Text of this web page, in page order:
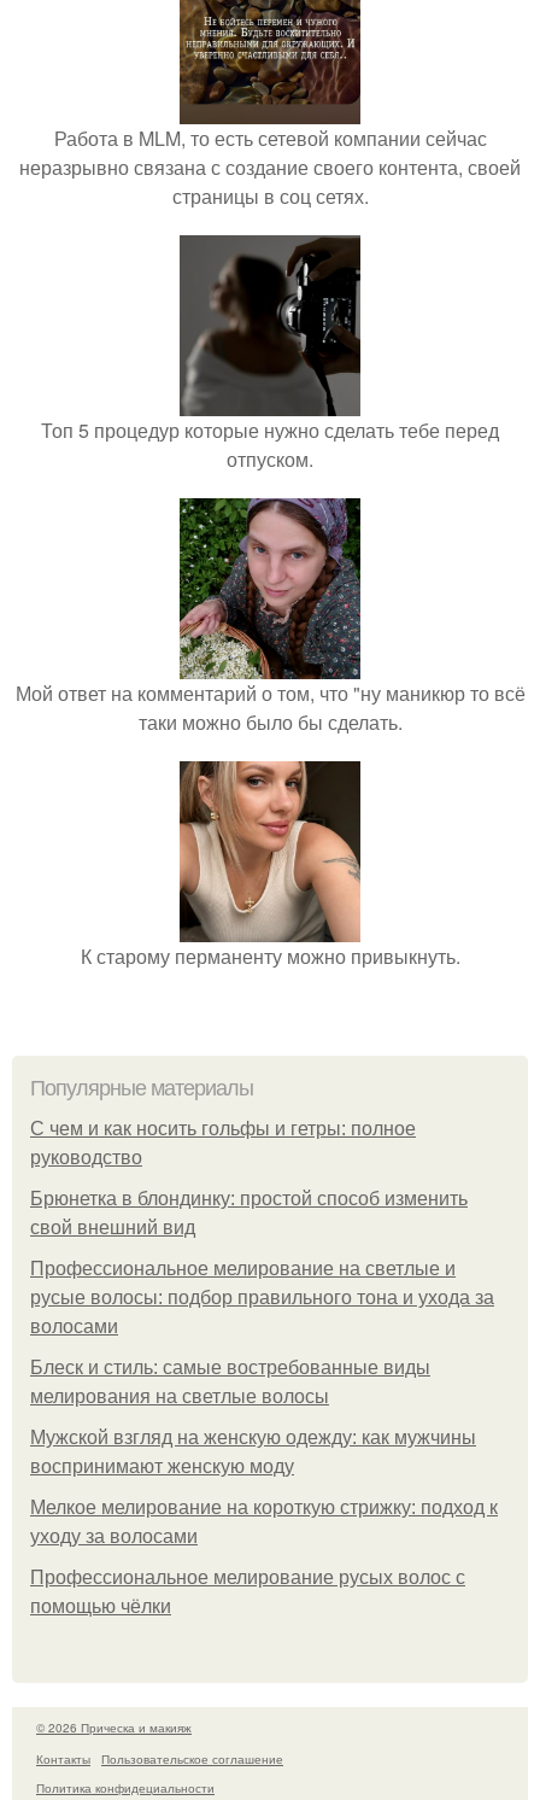
Работа в MLM, то есть сетевой компании сейчас
неразрывно связана с создание своего контента, своей
страницы в соц сетях.
Топ 5 процедур которые нужно сделать тебе перед
отпуском.
Мой ответ на комментарий о том, что "ну маникюр то всё
таки можно было бы сделать.
К старому перманенту можно привыкнуть.
Популярные материалы
С чем и как носить гольфы и гетры: полное
руководство
Брюнетка в блондинку: простой способ изменить
свой внешний вид
Профессиональное мелирование на светлые и
русые волосы: подбор правильного тона и ухода за
волосами
Блеск и стиль: самые востребованные виды
мелирования на светлые волосы
Мужской взгляд на женскую одежду: как мужчины
воспринимают женскую моду
Мелкое мелирование на короткую стрижку: подход к
уходу за волосами
Профессиональное мелирование русых волос с
помощью чёлки
© 2026 Прическа и макияж
Контакты
Пользовательское соглашение
Политика конфидециальности